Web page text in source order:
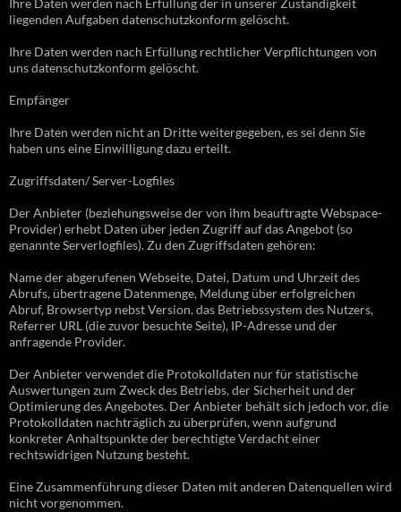
Ihre Daten werden nach Erfüllung der in unserer Zuständigkeit
liegenden Aufgaben datenschutzkonform gelöscht.
Ihre Daten werden nach Erfüllung rechtlicher Verpflichtungen von
uns datenschutzkonform gelöscht.
Empfänger
Ihre Daten werden nicht an Dritte weitergegeben, es sei denn Sie
haben uns eine Einwilligung dazu erteilt.
Zugriffsdaten/ Server-Logfiles
Der Anbieter (beziehungsweise der von ihm beauftragte Webspace-
Provider) erhebt Daten über jeden Zugriff auf das Angebot (so
genannte Serverlogfiles). Zu den Zugriffsdaten gehören:
Name der abgerufenen Webseite, Datei, Datum und Uhrzeit des
Abrufs, übertragene Datenmenge, Meldung über erfolgreichen
Abruf, Browsertyp nebst Version, das Betriebssystem des Nutzers,
Referrer URL (die zuvor besuchte Seite), IP-Adresse und der
anfragende Provider.
Der Anbieter verwendet die Protokolldaten nur für statistische
Auswertungen zum Zweck des Betriebs, der Sicherheit und der
Optimierung des Angebotes. Der Anbieter behält sich jedoch vor, die
Protokolldaten nachträglich zu überprüfen, wenn aufgrund
konkreter Anhaltspunkte der berechtigte Verdacht einer
rechtswidrigen Nutzung besteht.
Eine Zusammenführung dieser Daten mit anderen Datenquellen wird
nicht vorgenommen.